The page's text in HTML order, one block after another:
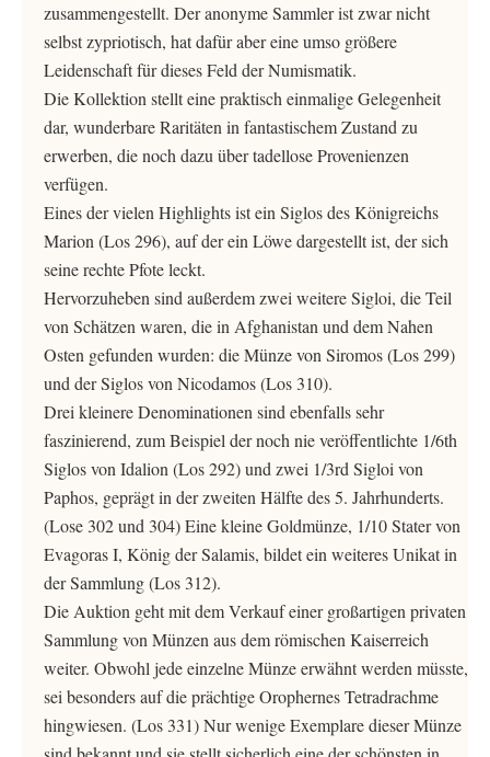
zusammengestellt. Der anonyme Sammler ist zwar nicht
selbst zypriotisch, hat dafür aber eine umso größere
Leidenschaft für dieses Feld der Numismatik.
Die Kollektion stellt eine praktisch einmalige Gelegenheit
dar, wunderbare Raritäten in fantastischem Zustand zu
erwerben, die noch dazu über tadellose Provenienzen
verfügen.
Eines der vielen Highlights ist ein Siglos des Königreichs
Marion (Los 296), auf der ein Löwe dargestellt ist, der sich
seine rechte Pfote leckt.
Hervorzuheben sind außerdem zwei weitere Sigloi, die Teil
von Schätzen waren, die in Afghanistan und dem Nahen
Osten gefunden wurden: die Münze von Siromos (Los 299)
und der Siglos von Nicodamos (Los 310).
Drei kleinere Denominationen sind ebenfalls sehr
faszinierend, zum Beispiel der noch nie veröffentlichte 1/6th
Siglos von Idalion (Los 292) und zwei 1/3rd Sigloi von
Paphos, geprägt in der zweiten Hälfte des 5. Jahrhunderts.
(Lose 302 und 304) Eine kleine Goldmünze, 1/10 Stater von
Evagoras I, König der Salamis, bildet ein weiteres Unikat in
der Sammlung (Los 312).
Die Auktion geht mit dem Verkauf einer großartigen privaten
Sammlung von Münzen aus dem römischen Kaiserreich
weiter. Obwohl jede einzelne Münze erwähnt werden müsste,
sei besonders auf die prächtige Orophernes Tetradrachme
hingwiesen. (Los 331) Nur wenige Exemplare dieser Münze